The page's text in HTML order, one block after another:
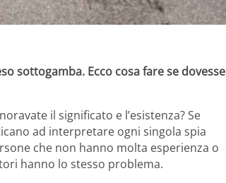
sottogamba. Ecco cosa fare se dovesse
il significato e l’esistenza? Se
ad interpretare ogni singola spia
che non hanno molta esperienza o
hanno lo stesso problema.